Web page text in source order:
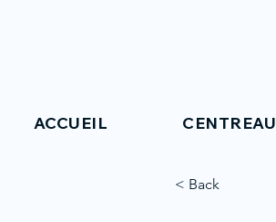
ACCUEIL CENTREAU
< Back